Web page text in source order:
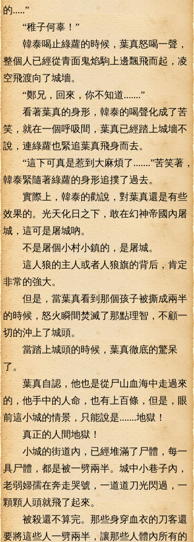
的.....”
“稚子何辜！”
韓泰喝止綠蘿的時候，葉真怒喝一聲，
整個人已經從青面鬼焰駒上邊飄飛而起，凌
空飛渡向了城墻。
“鄭兄，回來，你不知道.......”
看著葉真的身形，韓泰的喝聲化成了苦
笑，就在一個呼吸間，葉真已經踏上城墻不
說，連綠蘿也緊追葉真飛身而去。
“這下可真是惹到大麻煩了.......”苦笑著，
韓泰緊隨著綠蘿的身形追撲了過去。
實際上，韓泰的勸說，對葉真還是有些
效果的。光天化日之下，敢在幻神帝國內屠
城，這可是屠城吶。
不是屠個小村小鎮的，是屠城。
這人狼的主人或者人狼旗的背后，肯定
非常的強大。
但是，當葉真看到那個孩子被撕成兩半
的時候，怒火瞬間焚滅了那點理智，不顧一
切的沖上了城頭。
當踏上城頭的時候，葉真徹底的驚呆
了。
葉真自認，他也是從尸山血海中走過來
的，他手中的人命，也有上百條，但是，眼
前這小城的情景，只能說是.......地獄！
真正的人間地獄！
小城的街道內，已經堆滿了尸體，每一
具尸體，都是被一劈兩半。城中小巷子內，
老弱婦孺在奔走哭號，一道道刀光閃過，一
顆顆人頭就飛了起來。
被殺還不算完。那些身穿血衣的刀客還
要將這些人一劈兩半，讓那些人體內所有的